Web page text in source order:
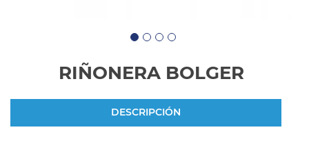
RIÑONERA BOLGER
DESCRIPCIÓN